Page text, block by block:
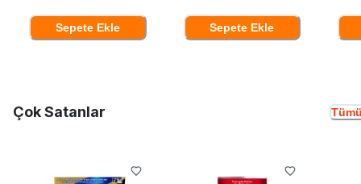
Sepete Ekle Sepete Ekle
Çok Satanlar